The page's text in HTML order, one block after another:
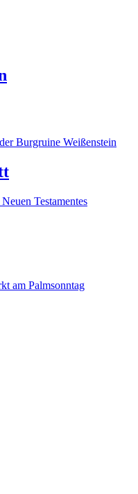
Burgruine Weißenstein
Testamentes
am Palmsonntag